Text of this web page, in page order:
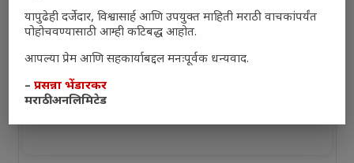
यापुढेही दर्जेदार, विश्वासार्ह आणि उपयुक्त माहिती मराठी वाचकांपर्यंत
पोहोचवण्यासाठी आम्ही कटिबद्ध आहोत.
आपल्या प्रेम आणि सहकार्याबद्दल मनःपूर्वक धन्यवाद.
–प्रसन्ना भेंडारकर
मराठी अनलिमिटेड